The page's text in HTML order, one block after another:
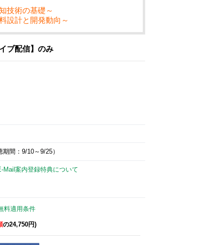
技術の基礎～
設計と開発動向～
ブ配信】のみ
間：9/10～9/25）
Mail案内登録特典について
料適用条件
の24,750円)